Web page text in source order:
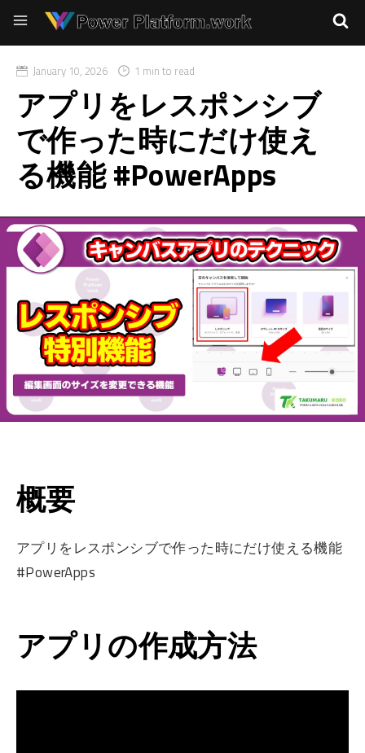
January 10, 2026 1 min to read
アプリをレスポンシブ
で作った時にだけ使え
る機能 #PowerApps
概要
アプリをレスポンシブで作った時にだけ使える機能
#PowerApps
アプリの作成方法